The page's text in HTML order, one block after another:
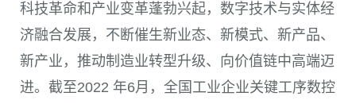
科技革命和产业变革蓬勃兴起，数字技术与实体经
济融合发展，不断催生新业态、新模式、新产品、
新产业，推动制造业转型升级、向价值链中高端迈
进。截至2022 年6月，全国工业企业关键工序数控